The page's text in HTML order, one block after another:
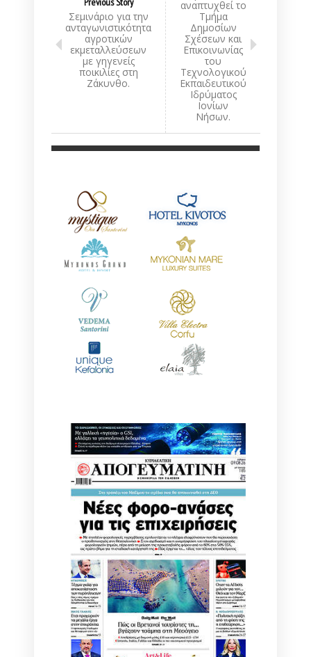
Σεμινάριο για την
ανταγωνιστικότητα
αγροτικών
εκμεταλλεύσεων
με γηγενείς
ποικιλίες στη
Ζάκυνθο.
αναπτυχθεί το
Τμήμα
Δημοσίων
Σχέσεων και
Επικοινωνίας
του
Τεχνολογικού
Εκπαιδευτικού
Ιδρύματος
Ιονίων
Νήσων.